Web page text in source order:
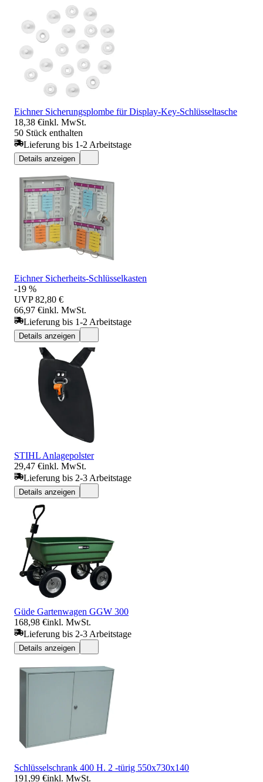
Eichner Sicherungsplombe für Display-Key-Schlüsseltasche
18,38 €inkl. MwSt.
50 Stück enthalten
Lieferung bis 1-2 Arbeitstage
Details anzeigen
Eichner Sicherheits-Schlüsselkasten
-19 %
UVP 82,80 €
66,97 €inkl. MwSt.
Lieferung bis 1-2 Arbeitstage
Details anzeigen
STIHL Anlagepolster
29,47 €inkl. MwSt.
Lieferung bis 2-3 Arbeitstage
Details anzeigen
Güde Gartenwagen GGW 300
168,98 €inkl. MwSt.
Lieferung bis 2-3 Arbeitstage
Details anzeigen
Schlüsselschrank 400 H. 2 -türig 550x730x140
191,99 €inkl. MwSt.